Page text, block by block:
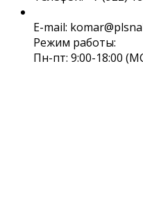
E-mail:
Режим работы:
Пн-пт: 9:00-18:00